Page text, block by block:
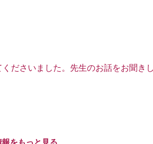
ださいました。先生のお話をお聞き
をもっと見る